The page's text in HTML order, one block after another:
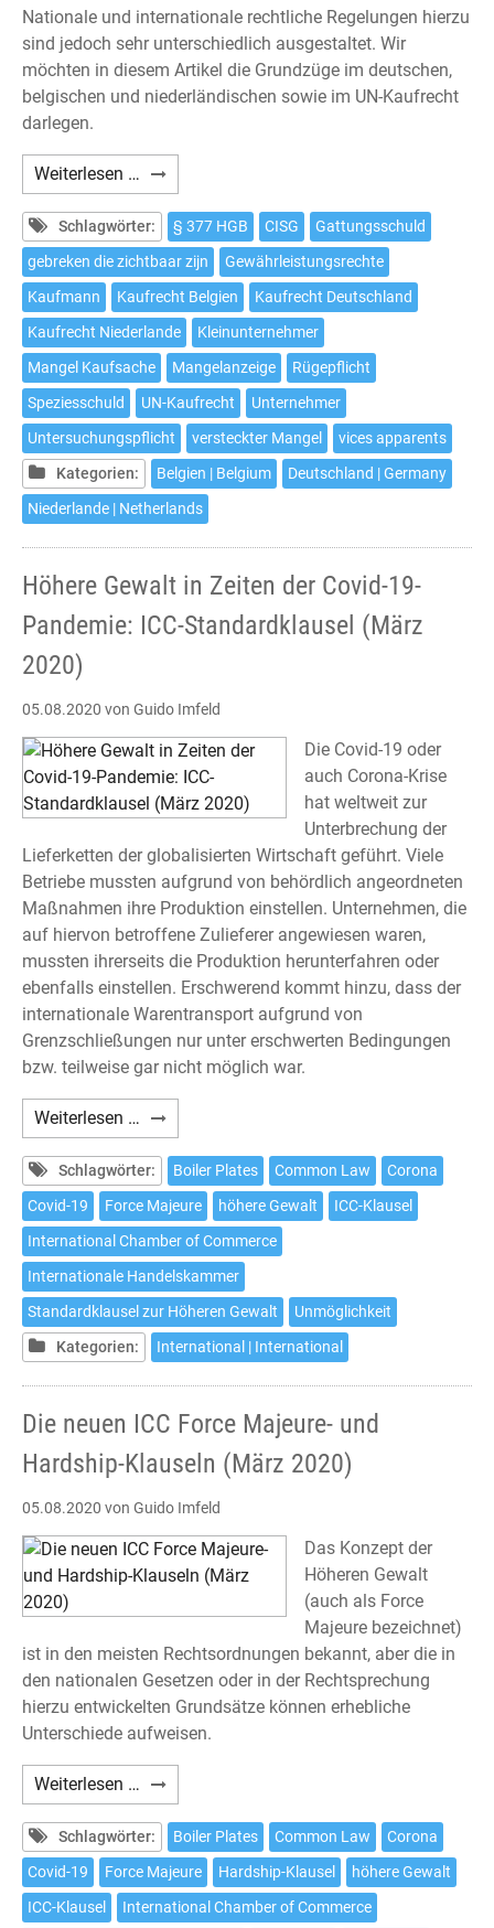
Nationale und internationale rechtliche Regelungen hierzu
sind jedoch sehr unterschiedlich ausgestaltet. Wir
möchten in diesem Artikel die Grundzüge im deutschen,
belgischen und niederländischen sowie im UN-Kaufrecht
darlegen.
Weiterlesen … Untersuchungs-
und
Rügepflichten
im
deutschen,
belgischen,
niederländischen
und
UN-
Kaufrecht:
Auch
außerhalb
kaufmännischer
Rechtsgeschäfte
bestehen
Untersuchungs-
und
Rügepflichten
Schlagwörter: § 377 HGB CISG
Gattungsschuld
gebreken die zichtbaar zijn
Gewährleistungsrechte
Kaufmann
Kaufrecht Belgien
Kaufrecht Deutschland
Kaufrecht Niederlande
Kleinunternehmer
Mangel Kaufsache
Mangelanzeige
Rügepflicht
Speziesschuld
UN-Kaufrecht
Unternehmer
Untersuchungspflicht
versteckter Mangel
vices apparents
Kategorien:
Belgien | Belgium
Deutschland | Germany
Niederlande | Netherlands
Höhere Gewalt in Zeiten der Covid-19-
Pandemie: ICC-Standardklausel (März
2020)
05.08.2020 von Guido Imfeld
Die Covid-19 oder
auch Corona-Krise
hat weltweit zur
Unterbrechung der
Lieferketten der globalisierten Wirtschaft geführt. Viele
Betriebe mussten aufgrund von behördlich angeordneten
Maßnahmen ihre Produktion einstellen. Unternehmen, die
auf hiervon betroffene Zulieferer angewiesen waren,
mussten ihrerseits die Produktion herunterfahren oder
ebenfalls einstellen. Erschwerend kommt hinzu, dass der
internationale Warentransport aufgrund von
Grenzschließungen nur unter erschwerten Bedingungen
bzw. teilweise gar nicht möglich war.
Weiterlesen … Höhere
Gewalt
in
Zeiten
der
Covid-
19-
Pandemie:
ICC-
Standardklausel
(März
Schlagwörter: Boiler Plates Common Law
Corona
Covid-19
Force Majeure höhere Gewalt
ICC-Klausel
International Chamber of Commerce
Internationale Handelskammer
Standardklausel zur Höheren Gewalt
Unmöglichkeit
Kategorien:
International | International
Die neuen ICC Force Majeure- und
Hardship-Klauseln (März 2020)
05.08.2020 von Guido Imfeld
Das Konzept der
Höheren Gewalt
(auch als Force
Majeure bezeichnet)
ist in den meisten Rechtsordnungen bekannt, aber die in
den nationalen Gesetzen oder in der Rechtsprechung
hierzu entwickelten Grundsätze können erhebliche
Unterschiede aufweisen.
Weiterlesen … Die
neuen
ICC
Force
Majeure-
und
Schlagwörter: Boiler Plates Common Law
Corona
Covid-19
Force Majeure Hardship-Klausel
höhere Gewalt
ICC-Klausel
International Chamber of Commerce